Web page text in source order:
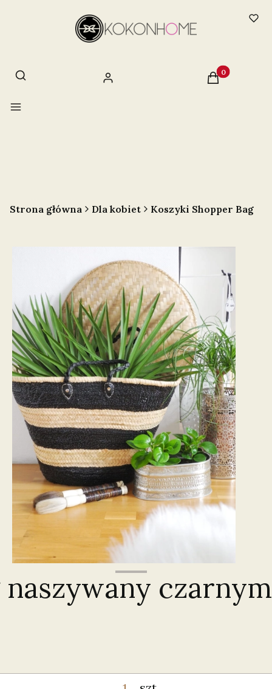
Otwórz wyszukiwarkę
Szukaj Zaloguj się Produkty w
Koszyk
Menu
Strona główna Dla kobiet Koszyki Shopper Bag